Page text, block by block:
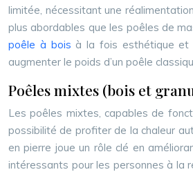
limitée, nécessitant une
plus abordables que les poêles de
poêle à bois à la fois esthétique et
augmenter le poids d’un poêle
Poêles mixtes (bois et
Les poêles mixtes, capables de
possibilité de profiter de la chaleur
en pierre joue un rôle clé en
intéressants pour les personnes à la